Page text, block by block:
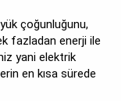
çoğunluğunu,
fazladan enerji ile
yani elektrik
en kısa sürede